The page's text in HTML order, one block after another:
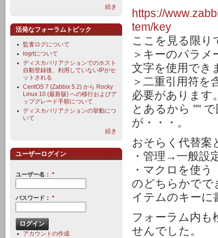
https://
tem/key
ここを見る限り
＞キーのパラメ
文字を使用でき
＞二重引用符
必要があります
とあるから ""
が・・・。
おそらく代替案
・管理→一般設
・マクロを使う
のどちらかでで
イテムのキーに
フォーラム内も
せんでした。
続き
活発なフォーラムトピック
監査ログについて
logrtについて
ディスカバリアクションでのホスト
自動登録後、利用していないIPがセ
ットされる
CentOS 7 (Zabbix 5.2) から Rocky
Linux 10 (最新版) への移行およびア
ップグレード手順について
ディスカバリアクションの挙動につ
いて
続き
ユーザーログイン
ユーザー名： *
パスワード： *
アカウントの作成